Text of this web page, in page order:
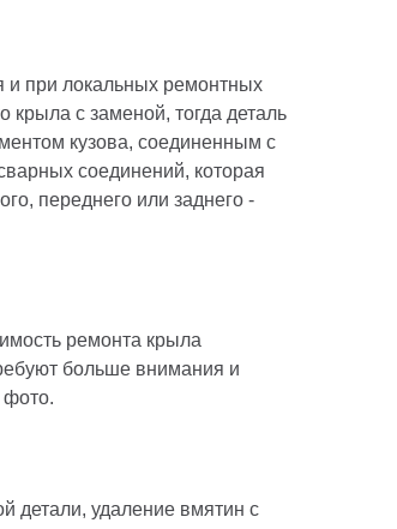
и при локальных ремонтных
с заменой, тогда деталь
кузова, соединенным с
соединений, которая
переднего или заднего -
ремонта крыла
больше внимания и
фото.
детали, удаление вмятин с